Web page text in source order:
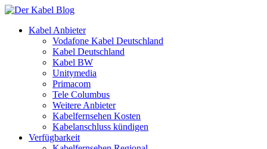
Kabel Anbieter
Vodafone Kabel Deutschland
Kabel Deutschland
Kabel BW
Unitymedia
Primacom
Tele Columbus
Weitere Anbieter
Kabelfernsehen Kosten
Kabelanschluss kündigen
Verfügbarkeit